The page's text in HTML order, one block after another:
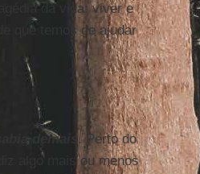
da vida: viver e
que temos de ajudar
demais . Perto do
diz algo mais ou menos